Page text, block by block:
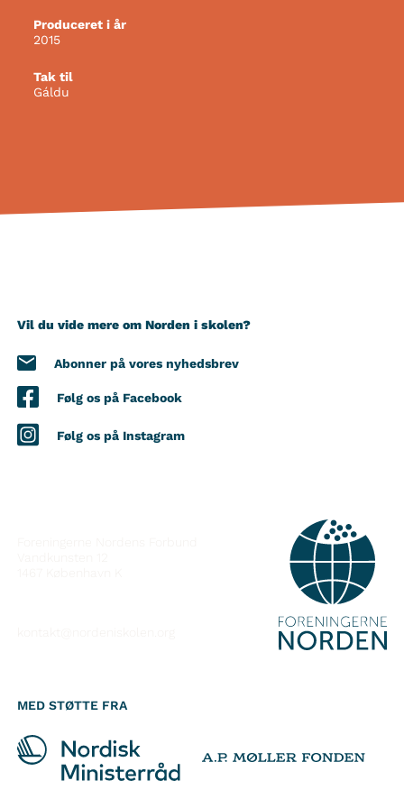
Produceret i år
2015
Tak til
Gáldu
Vil du vide mere om Norden i skolen?
Abonner på vores nyhedsbrev
Følg os på Facebook
Følg os på Instagram
MED STØTTE FRA